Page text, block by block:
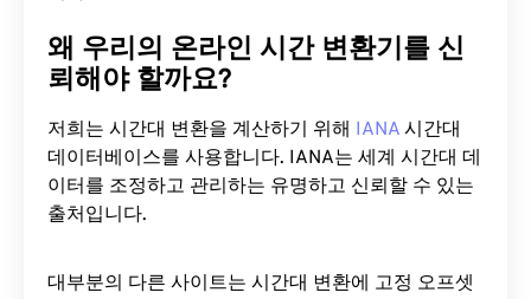
왜 우리의 온라인 시간 변환기를 신
뢰해야 할까요?
저희는 시간대 변환을 계산하기 위해 IANA 시간대
데이터베이스를 사용합니다. IANA는 세계 시간대 데
이터를 조정하고 관리하는 유명하고 신뢰할 수 있는
출처입니다.
대부분의 다른 사이트는 시간대 변환에 ​​고정 오프셋